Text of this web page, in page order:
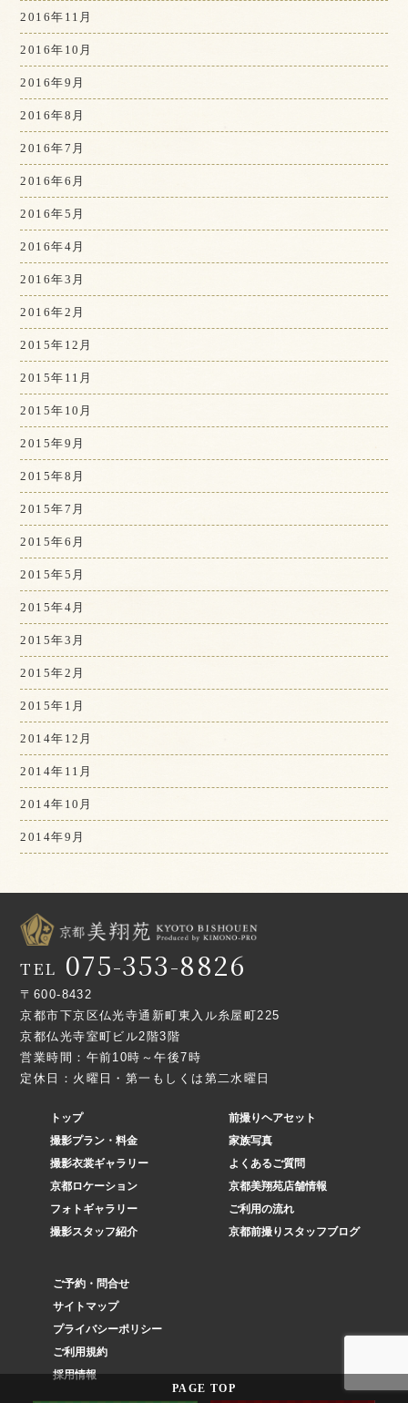
PAGE TOP
2016年11月
2016年10月
2016年9月
2016年8月
2016年7月
2016年6月
2016年5月
2016年4月
2016年3月
2016年2月
2015年12月
2015年11月
2015年10月
2015年9月
2015年8月
2015年7月
2015年6月
2015年5月
2015年4月
2015年3月
2015年2月
2015年1月
2014年12月
2014年11月
2014年10月
2014年9月
TEL 075-353-8826
〒600-8432
京都市下京区仏光寺通新町東入ル糸屋町225
京都仏光寺室町ビル2階3階
営業時間：午前10時～午後7時
定休日：火曜日・第一もしくは第二水曜日
トップ
撮影プラン・料金
撮影衣裳ギャラリー
京都ロケーション
フォトギャラリー
撮影スタッフ紹介
前撮りヘアセット
家族写真
よくあるご質問
京都美翔苑店舗情報
ご利用の流れ
京都前撮りスタッフブログ
ご予約・問合せ
サイトマップ
プライバシーポリシー
ご利用規約
採用情報